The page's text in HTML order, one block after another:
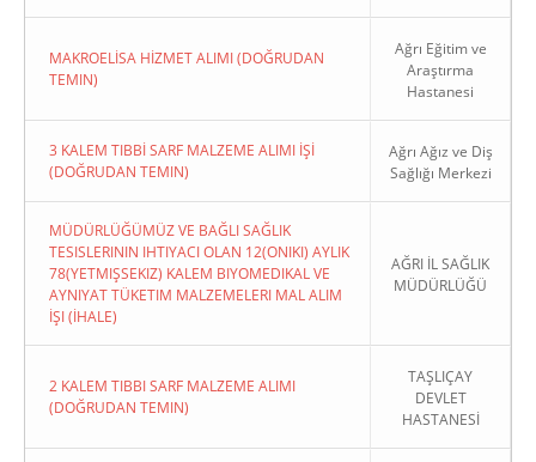
MAKROELİSA HİZMET ALIMI (DOĞRUDAN
TEMIN)
Ağrı Eğitim ve
Araştırma
Hastanesi
3 KALEM TIBBİ SARF MALZEME ALIMI İŞİ
(DOĞRUDAN TEMIN)
Ağrı Ağız ve Diş
Sağlığı Merkezi
MÜDÜRLÜĞÜMÜZ VE BAĞLI SAĞLIK
TESISLERININ IHTIYACI OLAN 12(ONIKI) AYLIK
78(YETMIŞSEKIZ) KALEM BIYOMEDIKAL VE
AYNIYAT TÜKETIM MALZEMELERI MAL ALIM
İŞI (İHALE)
AĞRI İL SAĞLIK
MÜDÜRLÜĞÜ
2 KALEM TIBBI SARF MALZEME ALIMI
(DOĞRUDAN TEMIN)
TAŞLIÇAY
DEVLET
HASTANESİ